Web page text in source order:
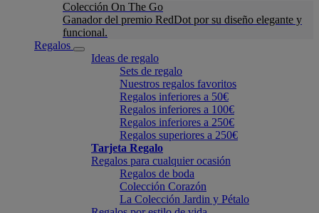
Colección On The Go
Ganador del premio RedDot por su diseño elegante y
funcional.
Regalos
Ideas de regalo
Sets de regalo
Nuestros regalos favoritos
Regalos inferiores a 50€
Regalos inferiores a 100€
Regalos inferiores a 250€
Regalos superiores a 250€
Tarjeta Regalo
Regalos para cualquier ocasión
Regalos de boda
Colección Corazón
La Colección Jardin y Pétalo